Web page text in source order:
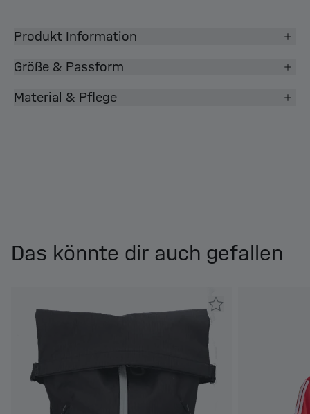
Produkt Information
Größe & Passform
Material & Pflege
Das könnte dir auch gefallen